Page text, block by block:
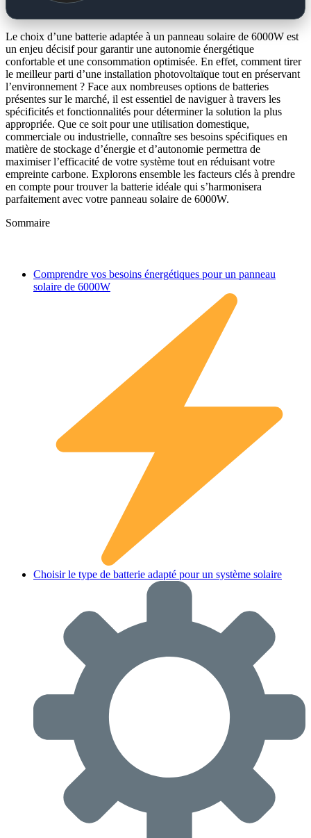
Le choix d’une batterie adaptée à un panneau solaire de 6000W est
un enjeu décisif pour garantir une autonomie énergétique
confortable et une consommation optimisée. En effet, comment tirer
le meilleur parti d’une installation photovoltaïque tout en préservant
l’environnement ? Face aux nombreuses options de batteries
présentes sur le marché, il est essentiel de naviguer à travers les
spécificités et fonctionnalités pour déterminer la solution la plus
appropriée. Que ce soit pour une utilisation domestique,
commerciale ou industrielle, connaître ses besoins spécifiques en
matière de stockage d’énergie et d’autonomie permettra de
maximiser l’efficacité de votre système tout en réduisant votre
empreinte carbone. Explorons ensemble les facteurs clés à prendre
en compte pour trouver la batterie idéale qui s’harmonisera
parfaitement avec votre panneau solaire de 6000W.
Sommaire
Comprendre vos besoins énergétiques pour un panneau
solaire de 6000W
Choisir le type de batterie adapté pour un système solaire